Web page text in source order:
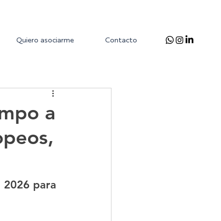
Quiero asociarme Contacto
a
para